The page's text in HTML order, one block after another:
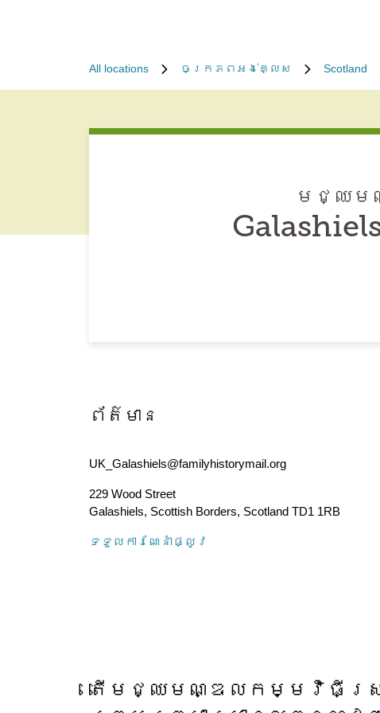
All locations ចក្រភព​អង់គ្លេស Scotland
មជ្ឈម
ព័ត៌មាន
UK_Galashiels@familyhistorymail.org
229 Wood Street
Galashiels, Scottish Borders, Scotland TD1 1RB
ទទួល​ការណែនាំ​ផ្លូវ
តើ​មជ្ឈមណ្ឌល​កម្មវិធី​ស្រ